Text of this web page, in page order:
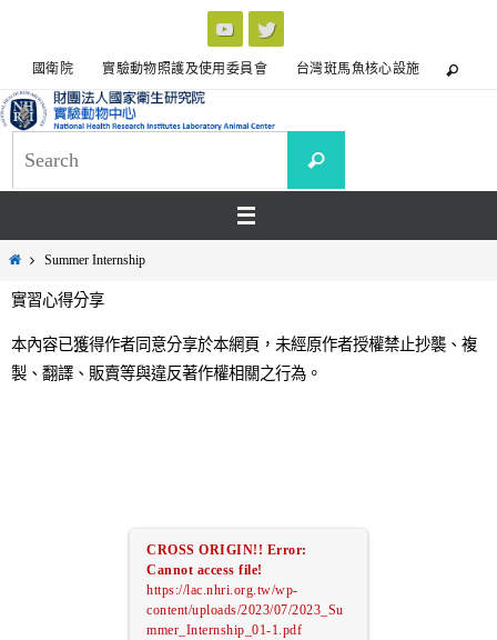
國衛院 實驗動物照護及使用委員會 台灣斑馬魚核心設施
Summer Internship
實習心得分享
本內容已獲得作者同意分享於本網頁，未經原作者授權禁止抄襲、複
製、翻譯、販賣等與違反著作權相關之行為。
CROSS ORIGIN!! Error:
Cannot access file!
https://lac.nhri.org.tw/wp-
content/uploads/2023/07/2023_Su
mmer_Internship_01-1.pdf